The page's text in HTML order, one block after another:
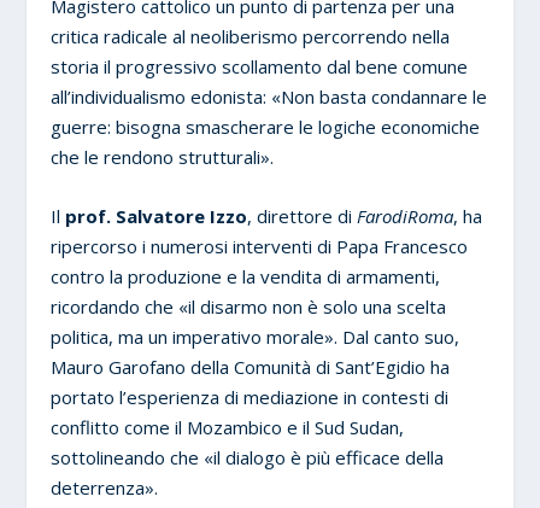
Magistero cattolico un punto di partenza per una
critica radicale al neoliberismo percorrendo nella
storia il progressivo scollamento dal bene comune
all’individualismo edonista: «Non basta condannare le
guerre: bisogna smascherare le logiche economiche
che le rendono strutturali».
Il prof. Salvatore Izzo, direttore di FarodiRoma, ha
ripercorso i numerosi interventi di Papa Francesco
contro la produzione e la vendita di armamenti,
ricordando che «il disarmo non è solo una scelta
politica, ma un imperativo morale». Dal canto suo,
Mauro Garofano della Comunità di Sant’Egidio ha
portato l’esperienza di mediazione in contesti di
conflitto come il Mozambico e il Sud Sudan,
sottolineando che «il dialogo è più efficace della
deterrenza».